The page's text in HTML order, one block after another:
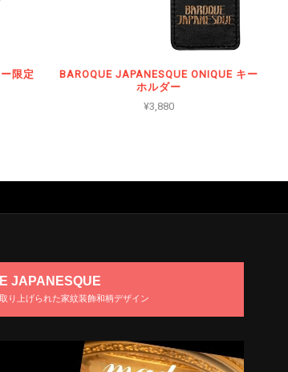
限定
BAROQUE JAPANESQUE ONIQUE キー
ホルダー
¥3,880
JAPANESQUE
り上げられた家紋装飾和柄デザイン